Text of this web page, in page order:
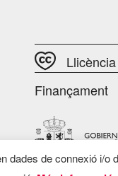
Finançament
dades de connexió i/o